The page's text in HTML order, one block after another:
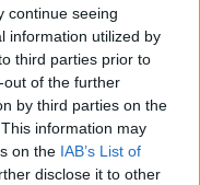
continue seeing
information utilized by
third parties prior to
of the further
by third parties on the
information may
on the IAB’s List of
disclose it to other
vízkiváltási
az
a közvilágítást